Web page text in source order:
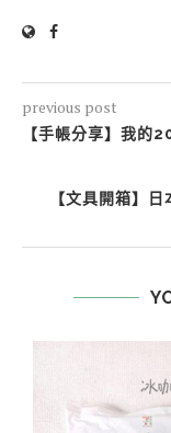
previous post
【手帳分享】我的
【文具開箱】